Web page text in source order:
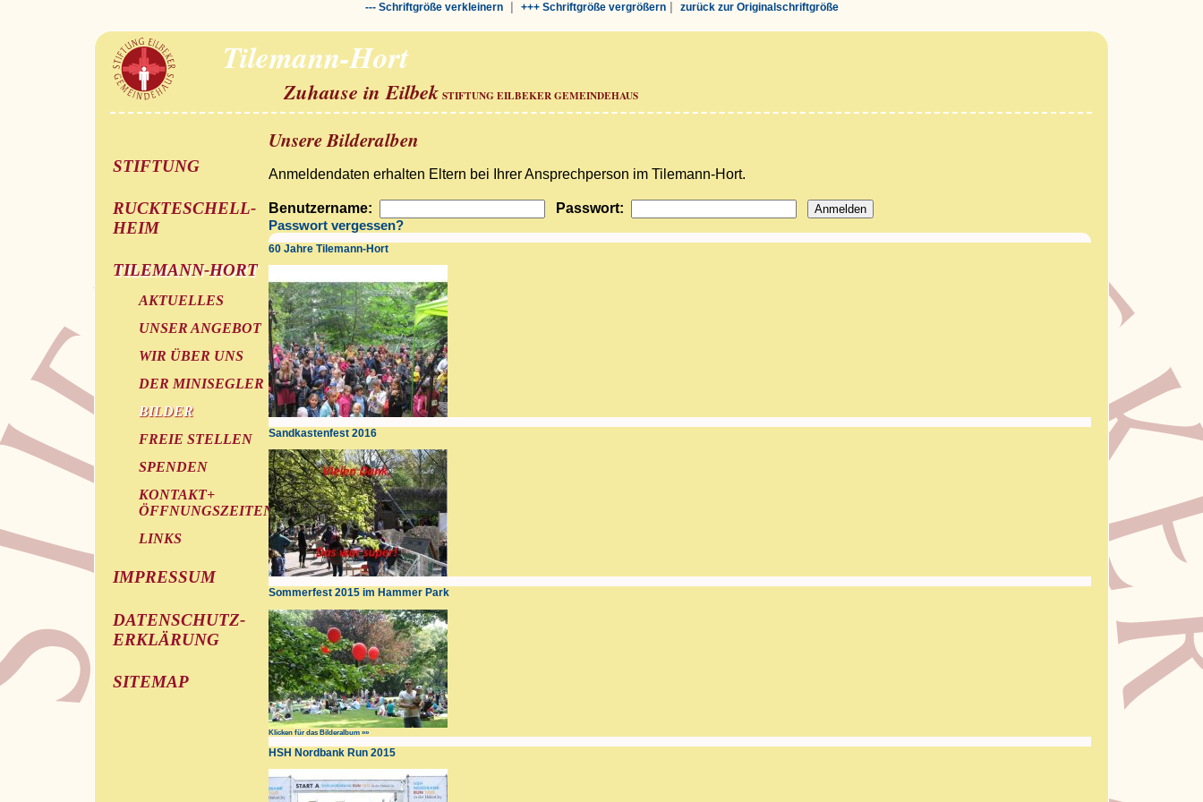
--- Schriftgröße verkleinern| +++ Schriftgröße vergrößern| zurück zur Originalschriftgröße
Tilemann-Hort
Zuhause in Eilbek STIFTUNG EILBEKER GEMEINDEHAUS
STIFTUNG
RUCKTESCHELL-
HEIM
TILEMANN-HORT
AKTUELLES
UNSER ANGEBOT
WIR ÜBER UNS
DER MINISEGLER
BILDER
FREIE STELLEN
SPENDEN
KONTAKT+
ÖFFNUNGSZEITEN
LINKS
IMPRESSUM
DATENSCHUTZ-
ERKLÄRUNG
SITEMAP
Unsere Bilderalben
Anmeldendaten erhalten Eltern bei Ihrer Ansprechperson im Tilemann-Hort.
Benutzername: Passwort:
Passwort vergessen?
60 Jahre Tilemann-Hort
Sandkastenfest 2016
Sommerfest 2015 im Hammer Park
Klicken für das Bilderalbum »»
HSH Nordbank Run 2015